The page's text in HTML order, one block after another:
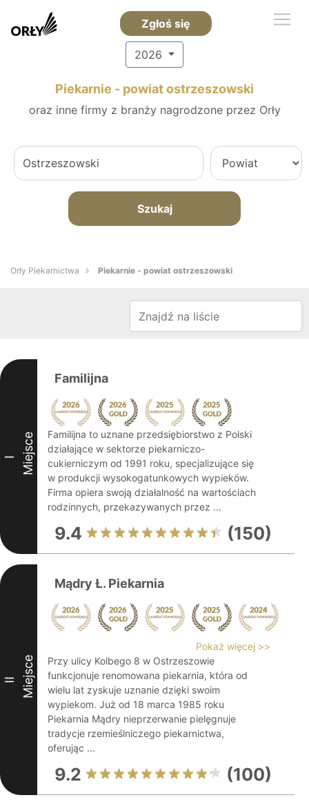
Zgłoś się
2026
Piekarnie - powiat ostrzeszowski
oraz inne firmy z branży nagrodzone przez Orły
Szukaj
Orły Piekarnictwa Piekarnie - powiat ostrzeszowski
I Miejsce
Familijna
Familijna to uznane przedsiębiorstwo z Polski
działające w sektorze piekarniczo-
cukierniczym od 1991 roku, specjalizujące się
w produkcji wysokogatunkowych wypieków.
Firma opiera swoją działalność na wartościach
rodzinnych, przekazywanych przez ...
9.4 (150)
II Miejsce
Mądry Ł. Piekarnia
Pokaż więcej >>
Przy ulicy Kolbego 8 w Ostrzeszowie
funkcjonuje renomowana piekarnia, która od
wielu lat zyskuje uznanie dzięki swoim
wypiekom. Już od 18 marca 1985 roku
Piekarnia Mądry nieprzerwanie pielęgnuje
tradycje rzemieślniczego piekarnictwa,
oferując ...
9.2 (100)